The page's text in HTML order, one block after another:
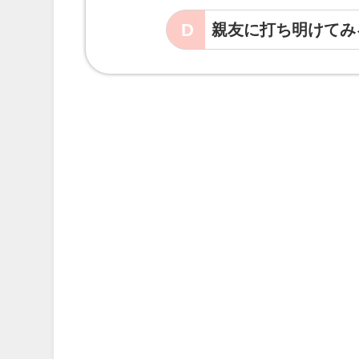
親友に打ち明けてみ
D